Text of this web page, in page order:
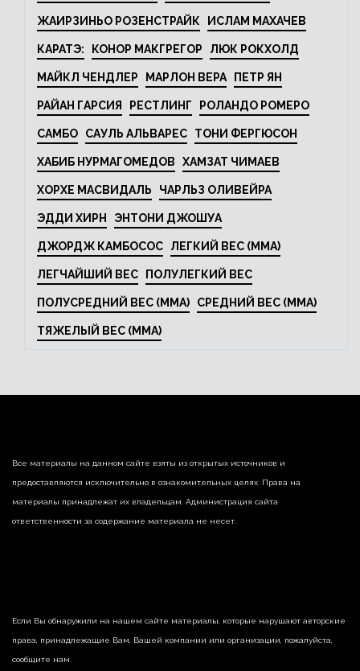
ЖАИРЗИНЬО РОЗЕНСТРАЙК ИСЛАМ МАХАЧЕВ
КАРАТЭ: КОНОР МАКГРЕГОР ЛЮК РОКХОЛД
МАЙКЛ ЧЕНДЛЕР МАРЛОН ВЕРА ПЕТР ЯН
РАЙАН ГАРСИЯ РЕСТЛИНГ РОЛАНДО РОМЕРО
САМБО САУЛЬ АЛЬВАРЕС ТОНИ ФЕРГЮСОН
ХАБИБ НУРМАГОМЕДОВ ХАМЗАТ ЧИМАЕВ
ХОРХЕ МАСВИДАЛЬ ЧАРЛЬЗ ОЛИВЕЙРА
ЭДДИ ХИРН ЭНТОНИ ДЖОШУА
ДЖОРДЖ КАМБОСОС ЛЕГКИЙ ВЕС (MMA)
ЛЕГЧАЙШИЙ ВЕС ПОЛУЛЕГКИЙ ВЕС
ПОЛУСРЕДНИЙ ВЕС (MMA) СРЕДНИЙ ВЕС (MMA)
ТЯЖЕЛЫЙ ВЕС (MMA)
Все материалы на данном сайте взяты из открытых источников и
предоставляются исключительно в ознакомительных целях. Права на
материалы принадлежат их владельцам. Администрация сайта
ответственности за содержание материала не несет.
Если Вы обнаружили на нашем сайте материалы, которые нарушают авторские
права, принадлежащие Вам, Вашей компании или организации, пожалуйста,
сообщите нам.